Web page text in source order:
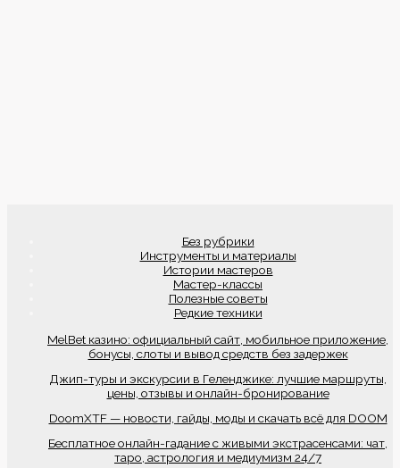
Без рубрики
Инструменты и материалы
Истории мастеров
Мастер-классы
Полезные советы
Редкие техники
MelBet казино: официальный сайт, мобильное приложение,
бонусы, слоты и вывод средств без задержек
Джип-туры и экскурсии в Геленджике: лучшие маршруты,
цены, отзывы и онлайн-бронирование
DoomXTF — новости, гайды, моды и скачать всё для DOOM
Бесплатное онлайн-гадание с живыми экстрасенсами: чат,
таро, астрология и медиумизм 24/7